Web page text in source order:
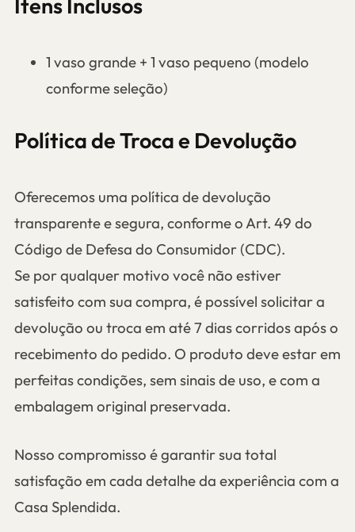
Itens Inclusos
1 vaso grande + 1 vaso pequeno (modelo
conforme seleção)
Política de Troca e Devolução
Oferecemos uma política de devolução
transparente e segura, conforme o Art. 49 do
Código de Defesa do Consumidor (CDC).
Se por qualquer motivo você não estiver
satisfeito com sua compra, é possível solicitar a
devolução ou troca em até 7 dias corridos após o
recebimento do pedido. O produto deve estar em
perfeitas condições, sem sinais de uso, e com a
embalagem original preservada.
Nosso compromisso é garantir sua total
satisfação em cada detalhe da experiência com a
Casa Splendida.